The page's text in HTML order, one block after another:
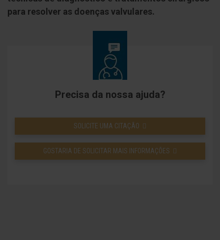
para resolver as doenças valvulares.
Precisa da nossa ajuda?
SOLICITE UMA CITAÇÃO
GOSTARIA DE SOLICITAR MAIS INFORMAÇÕES